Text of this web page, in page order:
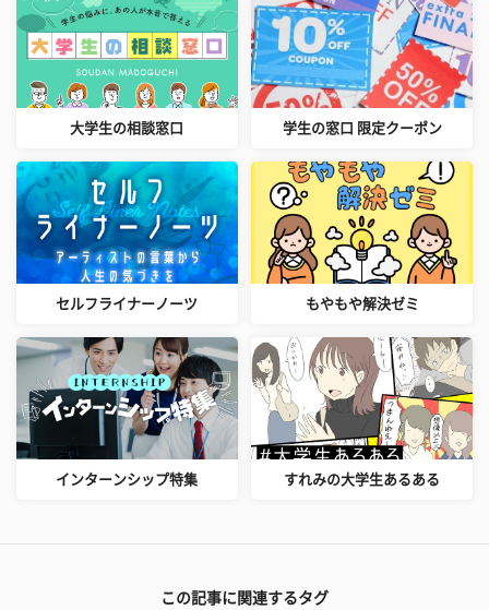
大学生の相談窓口 学生の窓口 限定クーポン
セルフライナーノーツ もやもや解決ゼミ
インターンシップ特集 すれみの大学生あるある
この記事に関連するタグ